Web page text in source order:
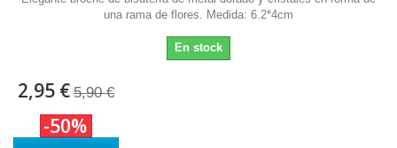
una rama de flores. Medida: 6.2*4cm
En stock
2,95 € 5,90 €
-50%